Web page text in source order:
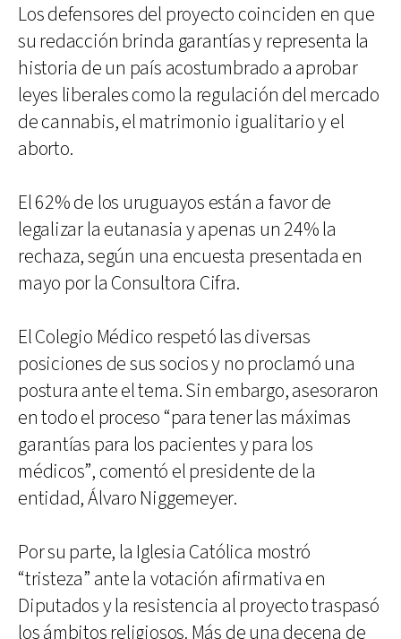
Los defensores del proyecto coinciden en que
su redacción brinda garantías y representa la
historia de un país acostumbrado a aprobar
leyes liberales como la regulación del mercado
de cannabis, el matrimonio igualitario y el
aborto.
El 62% de los uruguayos están a favor de
legalizar la eutanasia y apenas un 24% la
rechaza, según una encuesta presentada en
mayo por la Consultora Cifra.
El Colegio Médico respetó las diversas
posiciones de sus socios y no proclamó una
postura ante el tema. Sin embargo, asesoraron
en todo el proceso “para tener las máximas
garantías para los pacientes y para los
médicos”, comentó el presidente de la
entidad, Álvaro Niggemeyer.
Por su parte, la Iglesia Católica mostró
“tristeza” ante la votación afirmativa en
Diputados y la resistencia al proyecto traspasó
los ámbitos religiosos. Más de una decena de